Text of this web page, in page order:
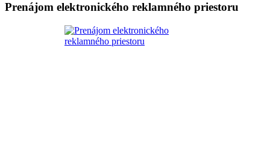
Prenájom elektronického reklamného priestoru